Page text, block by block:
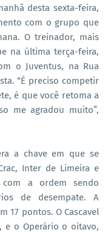
desta sexta-feira,
com o grupo que
O treinador, mais
na última terça-feira,
o Juventus, na Rua
“É preciso competir
é que você retoma a
me agradou muito”,
a chave em que se
Inter de Limeira e
com a ordem sendo
de desempate. A
17 pontos. O Cascavel
e o Operário o oitavo,